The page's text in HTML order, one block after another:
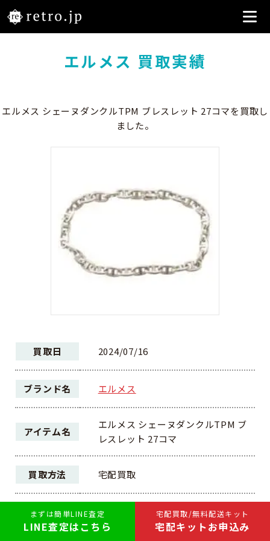
宅配買取/無料配送キット
宅配キットお申込み
まずは簡単LINE査定
LINE査定はこちら
エルメス 買取実績
エルメス シェーヌダンクルTPM ブレスレット 27コマを買取し
ました。
買取日 2024/07/16
ブランド名 エルメス
アイテム名
エルメス シェーヌダンクルTPM ブ
レスレット 27コマ
買取方法 宅配買取
ランク AB